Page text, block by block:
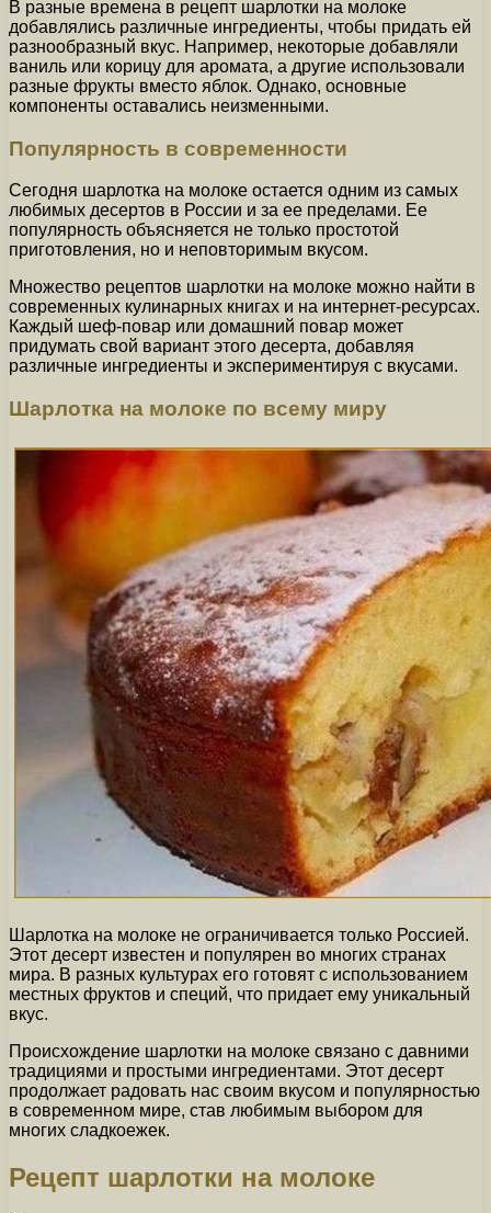
В разные времена в рецепт шарлотки на молоке
добавлялись различные ингредиенты, чтобы придать ей
разнообразный вкус. Например, некоторые добавляли
ваниль или корицу для аромата, а другие использовали
разные фрукты вместо яблок. Однако, основные
компоненты оставались неизменными.
Популярность в современности
Сегодня шарлотка на молоке остается одним из самых
любимых десертов в России и за ее пределами. Ее
популярность объясняется не только простотой
приготовления, но и неповторимым вкусом.
Множество рецептов шарлотки на молоке можно найти в
современных кулинарных книгах и на интернет-ресурсах.
Каждый шеф-повар или домашний повар может
придумать свой вариант этого десерта, добавляя
различные ингредиенты и экспериментируя с вкусами.
Шарлотка на молоке по всему миру
Шарлотка на молоке не ограничивается только Россией.
Этот десерт известен и популярен во многих странах
мира. В разных культурах его готовят с использованием
местных фруктов и специй, что придает ему уникальный
вкус.
Происхождение шарлотки на молоке связано с давними
традициями и простыми ингредиентами. Этот десерт
продолжает радовать нас своим вкусом и популярностью
в современном мире, став любимым выбором для
многих сладкоежек.
Рецепт шарлотки на молоке